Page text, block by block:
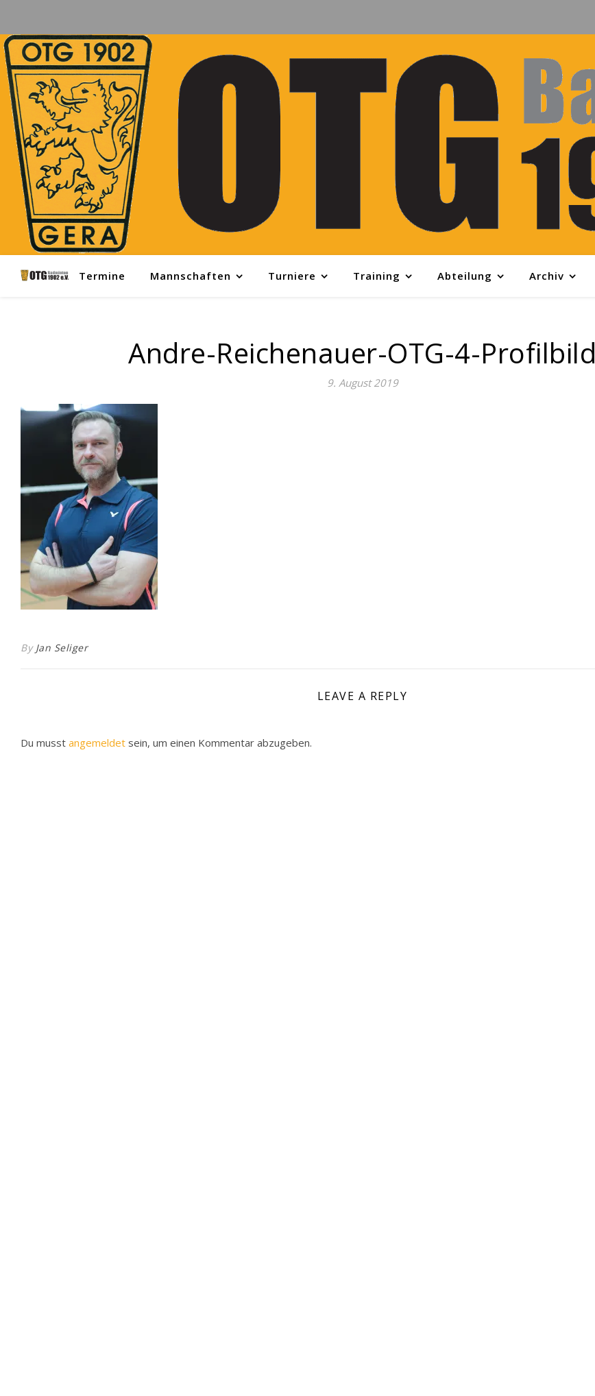
Termine Mannschaften Turniere Training Abteilung Archiv
Andre-Reichenauer-OTG-4-Profilbild
9. August 2019
By Jan Seliger
LEAVE A REPLY
Du musst angemeldet sein, um einen Kommentar abzugeben.